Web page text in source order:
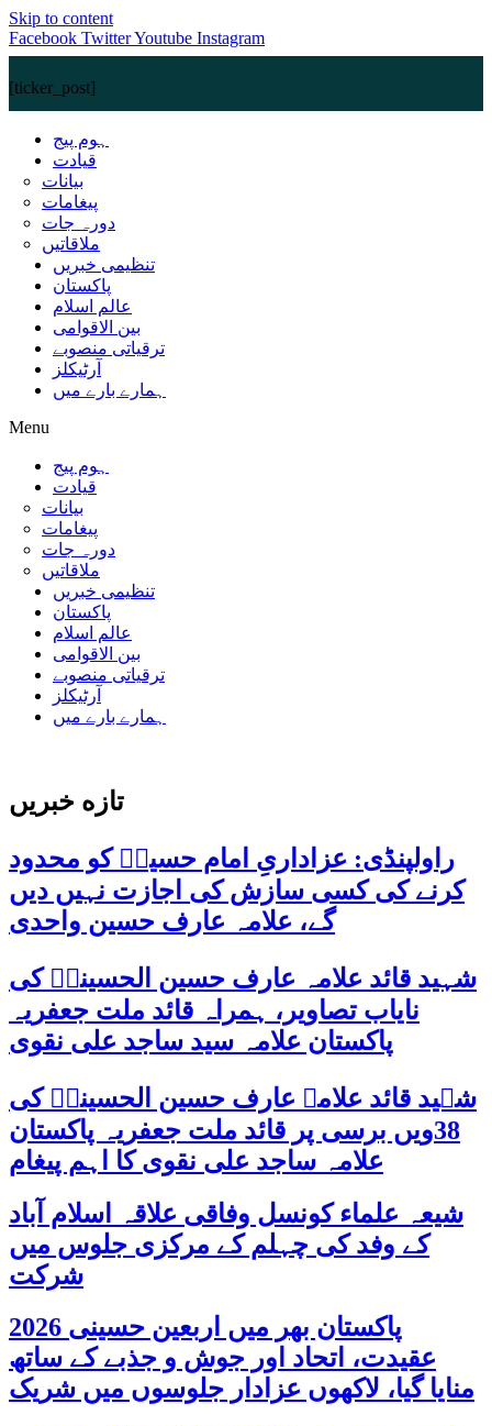
Skip to content
Facebook TwitterYoutube Instagram
[ticker_post]
ہوم پیج
قیادت
بیانات
پیغامات
دورہ جات
ملاقاتیں
تنظیمی خبریں
پاکستان
عالم اسلام
بین الاقوامی
ترقیاتی منصوبے
آرٹیکلز
ہمارے بارے میں
Menu
ہوم پیج
قیادت
بیانات
پیغامات
دورہ جات
ملاقاتیں
تنظیمی خبریں
پاکستان
عالم اسلام
بین الاقوامی
ترقیاتی منصوبے
آرٹیکلز
ہمارے بارے میں
تازه خبریں
راولپنڈی: عزاداریِ امام حسینؑ کو محدود
کرنے کی کسی سازش کی اجازت نہیں دیں
گے، علامہ عارف حسین واحدی
شہید قائد علامہ عارف حسین الحسینیؒ کی
نایاب تصاویر، ہمراہ قائد ملت جعفریہ
پاکستان علامہ سید ساجد علی نقوی
شہید قائد علامہ عارف حسین الحسینیؒ کی
38ویں برسی پر قائد ملت جعفریہ پاکستان
علامہ ساجد علی نقوی کا اہم پیغام
شیعہ علماء کونسل وفاقی علاقہ اسلام آباد
کے وفد کی چہلم کے مرکزی جلوس میں
شرکت
پاکستان بھر میں اربعین حسینی 2026
عقیدت، اتحاد اور جوش و جذبے کے ساتھ
منایا گیا، لاکھوں عزادار جلوسوں میں شریک